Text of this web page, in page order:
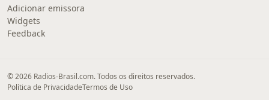
Adicionar emissora
Widgets
Feedback
© 2026 Radios-Brasil.com. Todos os direitos reservados.
Política de PrivacidadeTermos de Uso